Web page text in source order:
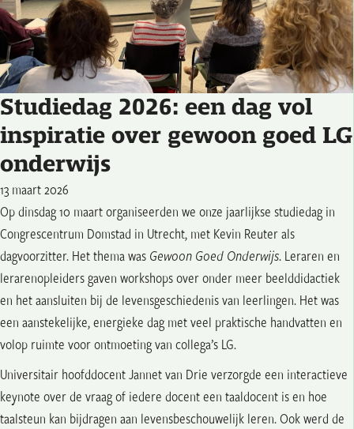
Studiedag 2026: een dag vol
inspiratie over gewoon goed LG
onderwijs
13 maart 2026
Op dinsdag 10 maart organiseerden we onze jaarlijkse studiedag in
Congrescentrum Domstad in Utrecht, met Kevin Reuter als
dagvoorzitter. Het thema was Gewoon Goed Onderwijs. Leraren en
lerarenopleiders gaven workshops over onder meer beelddidactiek
en het aansluiten bij de levensgeschiedenis van leerlingen. Het was
een aanstekelijke, energieke dag met veel praktische handvatten en
volop ruimte voor ontmoeting van collega’s LG.
Universitair hoofddocent Jannet van Drie verzorgde een interactieve
keynote over de vraag of iedere docent een taaldocent is en hoe
taalsteun kan bijdragen aan levensbeschouwelijk leren. Ook werd de